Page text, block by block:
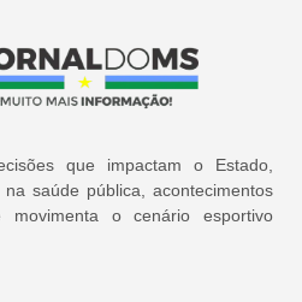
que impactam o Estado,
saúde pública, acontecimentos
o cenário esportivo